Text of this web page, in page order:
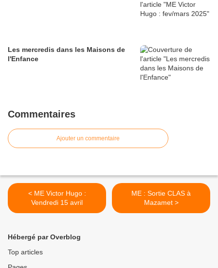
Les mercredis dans les Maisons de
l'Enfance
Commentaires
Ajouter un commentaire
< ME Victor Hugo :
Vendredi 15 avril
ME : Sortie CLAS à
Mazamet >
Hébergé par Overblog
Top articles